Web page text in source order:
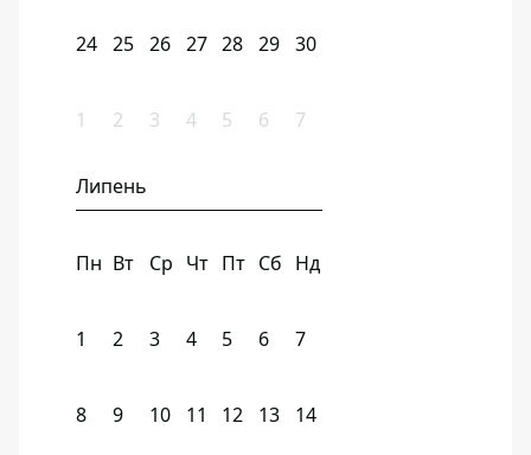
24 25 26 27 28 29 30
1 2 3 4 5 6 7
Липень
Пн Вт Ср Чт Пт Сб Нд
1 2 3 4 5 6 7
8 9 10 11 12 13 14